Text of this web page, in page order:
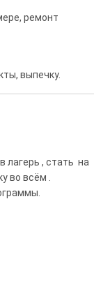
ремонт
выпечку.
лагерь , стать на
во всём .